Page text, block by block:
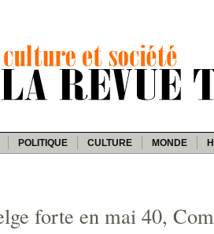
POLITIQUE CULTURE MONDE
forte en mai 40,